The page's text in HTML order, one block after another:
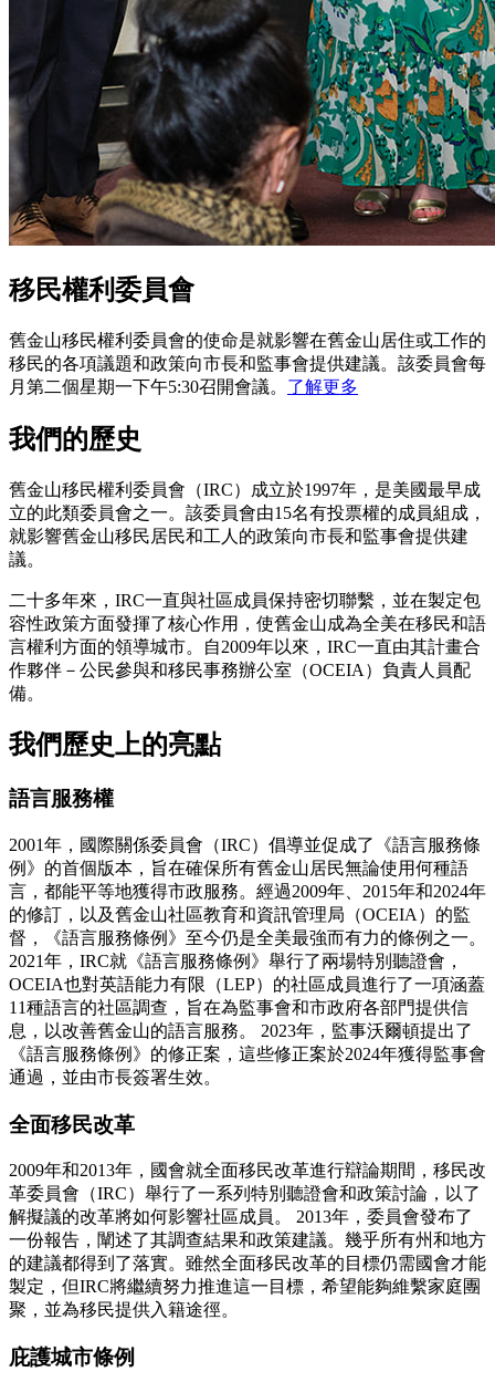
移民權利委員會
舊金山移民權利委員會的使命是就影響在舊金山居住或工作的
移民的各項議題和政策向市長和監事會提供建議。該委員會每
月第二個星期一下午5:30召開會議。 了解更多
我們的歷史
舊金山移民權利委員會（IRC）成立於1997年，是美國最早成
立的此類委員會之一。該委員會由15名有投票權的成員組成，
就影響舊金山移民居民和工人的政策向市長和監事會提供建
議。
二十多年來，IRC一直與社區成員保持密切聯繫，並在製定包
容性政策方面發揮了核心作用，使舊金山成為全美在移民和語
言權利方面的領導城市。自2009年以來，IRC一直由其計畫合
作夥伴－公民參與和移民事務辦公室（OCEIA）負責人員配
備。
我們歷史上的亮點
語言服務權
2001年，國際關係委員會（IRC）倡導並促成了《語言服務條
例》的首個版本，旨在確保所有舊金山居民無論使用何種語
言，都能平等地獲得市政服務。經過2009年、2015年和2024年
的修訂，以及舊金山社區教育和資訊管理局（OCEIA）的監
督，《語言服務條例》至今仍是全美最強而有力的條例之一。
2021年，IRC就《語言服務條例》舉行了兩場特別聽證會，
OCEIA也對英語能力有限（LEP）的社區成員進行了一項涵蓋
11種語言的社區調查，旨在為監事會和市政府各部門提供信
息，以改善舊金山的語言服務。 2023年，監事沃爾頓提出了
《語言服務條例》的修正案，這些修正案於2024年獲得監事會
通過，並由市長簽署生效。
全面移民改革
2009年和2013年，國會就全面移民改革進行辯論期間，移民改
革委員會（IRC）舉行了一系列特別聽證會和政策討論，以了
解擬議的改革將如何影響社區成員。 2013年，委員會發布了
一份報告，闡述了其調查結果和政策建議。幾乎所有州和地方
的建議都得到了落實。雖然全面移民改革的目標仍需國會才能
製定，但IRC將繼續努力推進這一目標，希望能夠維繫家庭團
聚，並為移民提供入籍途徑。
庇護城市條例